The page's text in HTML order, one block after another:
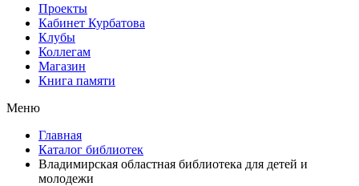
Проекты
Кабинет Курбатова
Клубы
Коллегам
Магазин
Книга памяти
Меню
Главная
Каталог библиотек
Владимирская областная библиотека для детей и
молодежи